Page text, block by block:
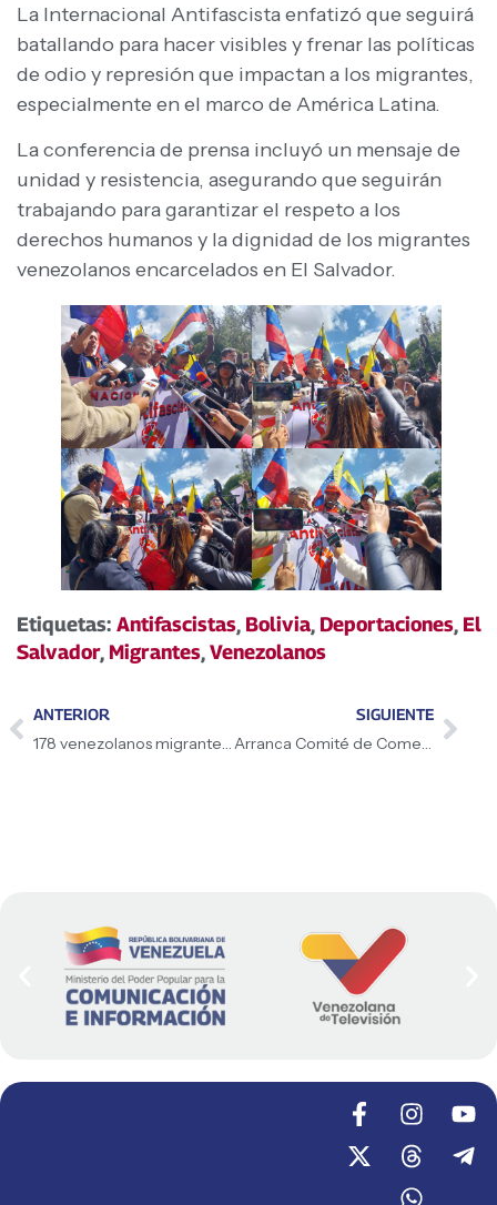
La Internacional Antifascista enfatizó que seguirá
batallando para hacer visibles y frenar las políticas
de odio y represión que impactan a los migrantes,
especialmente en el marco de América Latina.
La conferencia de prensa incluyó un mensaje de
unidad y resistencia, asegurando que seguirán
trabajando para garantizar el respeto a los
derechos humanos y la dignidad de los migrantes
venezolanos encarcelados en El Salvador.
Etiquetas: Antifascistas, Bolivia, Deportaciones, El
Salvador, Migrantes,Venezolanos
ANTERIOR
178 venezolanos migrantes regresan por el Plan Vuelta
SIGUIENTE
Arranca Comité de Comercio Exterior de Venezuela